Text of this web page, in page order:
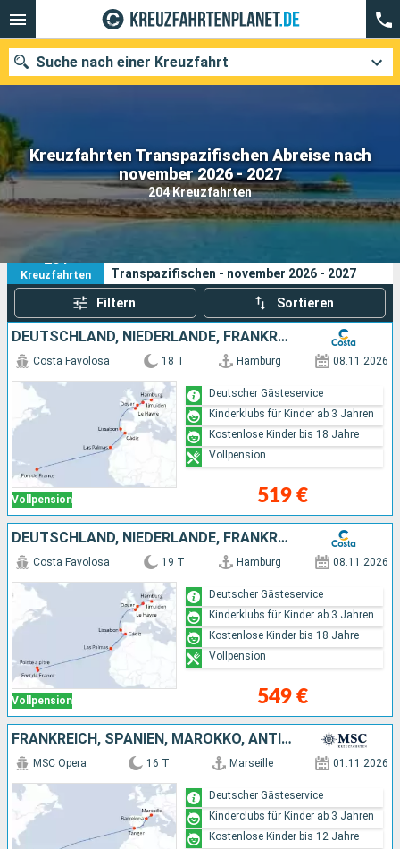
Kreuzfahrten Transpazifischen Abreise nach
november 2026 - 2027
204 Kreuzfahrten
Suche nach einer Kreuzfahrt
Unsere Ziele
Abfahrtsmonat
Häfen
Suchen
204
Kreuzfahrten
Transpazifischen - november 2026 - 2027
Filtern Sortieren
DEUTSCHLAND, NIEDERLANDE, FRANKREICH, PORTUGAL, SPANIEN
Vollpension
Costa Favolosa 18 T Hamburg 08.11.2026
519 €
Deutscher Gästeservice
Kinderklubs für Kinder ab 3 Jahren
Kostenlose Kinder bis 18 Jahre
Vollpension
DEUTSCHLAND, NIEDERLANDE, FRANKREICH, PORTUGAL, SPANIEN
Vollpension
Costa Favolosa 19 T Hamburg 08.11.2026
549 €
Deutscher Gästeservice
Kinderklubs für Kinder ab 3 Jahren
Kostenlose Kinder bis 18 Jahre
Vollpension
FRANKREICH, SPANIEN, MAROKKO, ANTIGUA UND BARBUDA, DOMINIKANISCHE REPUBLIK
MSC Opera 16 T Marseille 01.11.2026
Deutscher Gästeservice
Kinderclubs für Kinder ab 3 Jahren
Kostenlose Kinder bis 12 Jahre